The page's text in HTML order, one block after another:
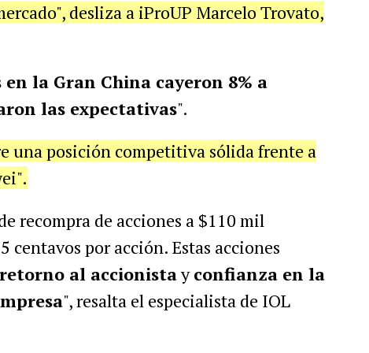
desliza a iProUP Marcelo Trovato,
la Gran China cayeron 8% a
las expectativas".
una posición competitiva sólida frente a
recompra de acciones a $110 mil
por acción. Estas acciones
al accionistayconfianza en la
", resalta el especialista de IOL